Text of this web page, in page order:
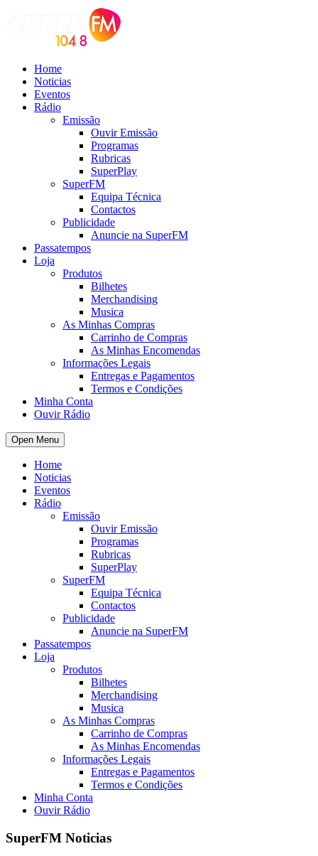
Home
Noticias
Eventos
Rádio
Emissão
Ouvir Emissão
Programas
Rubricas
SuperPlay
SuperFM
Equipa Técnica
Contactos
Publicidade
Anuncie na SuperFM
Passatempos
Loja
Produtos
Bilhetes
Merchandising
Musica
As Minhas Compras
Carrinho de Compras
As Minhas Encomendas
Informações Legais
Entregas e Pagamentos
Termos e Condições
Minha Conta
Ouvir Rádio
Open Menu
Home
Noticias
Eventos
Rádio
Emissão
Ouvir Emissão
Programas
Rubricas
SuperPlay
SuperFM
Equipa Técnica
Contactos
Publicidade
Anuncie na SuperFM
Passatempos
Loja
Produtos
Bilhetes
Merchandising
Musica
As Minhas Compras
Carrinho de Compras
As Minhas Encomendas
Informações Legais
Entregas e Pagamentos
Termos e Condições
Minha Conta
Ouvir Rádio
SuperFM Noticias